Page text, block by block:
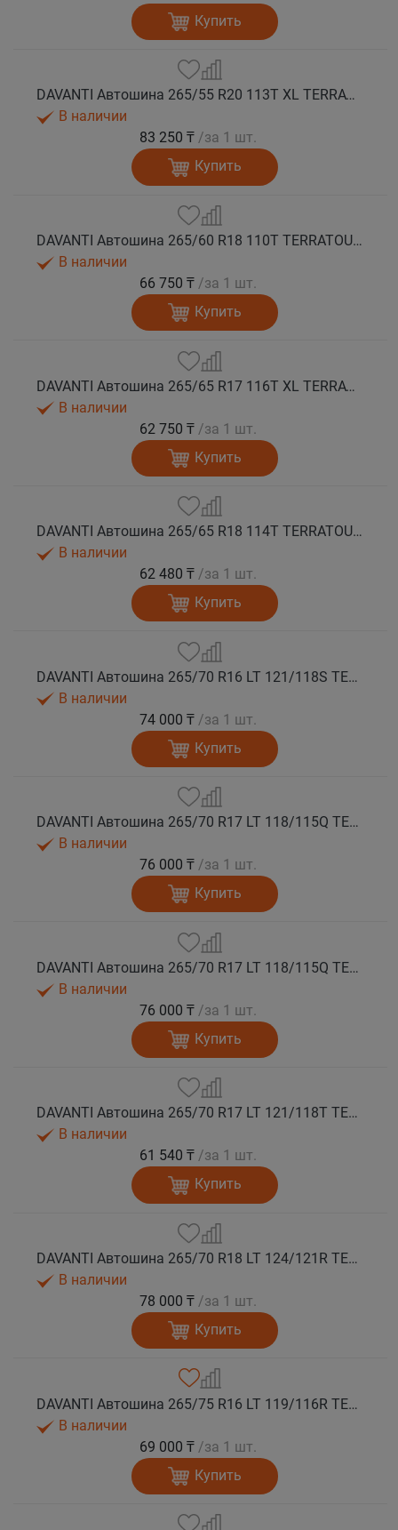
Купить
DAVANTI Автошина 265/55 R20 113T XL TERRATOURA A/T RWL RPR M+S
В наличии
83 250 ₸ /за 1 шт.
Купить
DAVANTI Автошина 265/60 R18 110T TERRATOURA A/T RBL RPR M+S
В наличии
66 750 ₸ /за 1 шт.
Купить
DAVANTI Автошина 265/65 R17 116T XL TERRATOURA A/T RBL RPR M+S
В наличии
62 750 ₸ /за 1 шт.
Купить
DAVANTI Автошина 265/65 R18 114T TERRATOURA A/T RBL RPR M+S
В наличии
62 480 ₸ /за 1 шт.
Купить
DAVANTI Автошина 265/70 R16 LT 121/118S TERRATOURA A/T RWL 10PR RPR M+S
В наличии
74 000 ₸ /за 1 шт.
Купить
DAVANTI Автошина 265/70 R17 LT 118/115Q TERRATOURA A/T RBL 8PR RPR M+S
В наличии
76 000 ₸ /за 1 шт.
Купить
DAVANTI Автошина 265/70 R17 LT 118/115Q TERRATOURA A/T RWL 8PR RPR M+S
В наличии
76 000 ₸ /за 1 шт.
Купить
DAVANTI Автошина 265/70 R17 LT 121/118T TERRATOURA A/T RBL 10PR M+S
В наличии
61 540 ₸ /за 1 шт.
Купить
DAVANTI Автошина 265/70 R18 LT 124/121R TERRATOURA A/T RWL 10PR RPR M+S
В наличии
78 000 ₸ /за 1 шт.
Купить
DAVANTI Автошина 265/75 R16 LT 119/116R TERRATOURA A/T RBL 8PR RPR M+S
В наличии
69 000 ₸ /за 1 шт.
Купить